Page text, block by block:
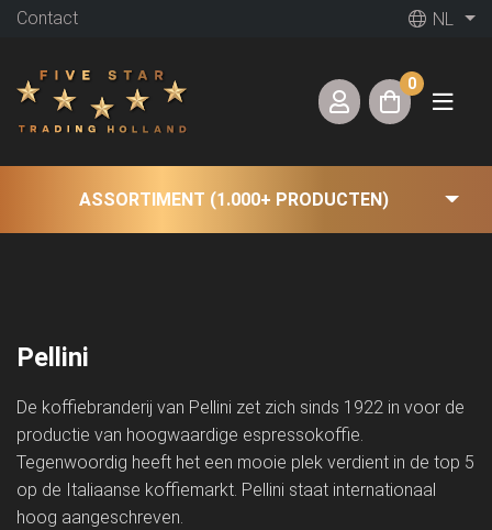
Contact NL
0
ASSORTIMENT (1.000+ PRODUCTEN)
Pellini
De koffiebranderij van Pellini zet zich sinds 1922 in voor de
productie van hoogwaardige espressokoffie.
Tegenwoordig heeft het een mooie plek verdient in de top 5
op de Italiaanse koffiemarkt. Pellini staat internationaal
hoog aangeschreven.